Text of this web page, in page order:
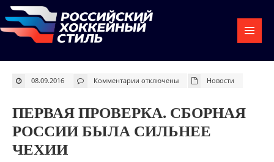
08.09.2016 Комментарии к
Сборная
России
была
сильнее
Чехии
отключены Новости
ПЕРВАЯ ПРОВЕРКА. СБОРНАЯ
РОССИИ БЫЛА СИЛЬНЕЕ
ЧЕХИИ